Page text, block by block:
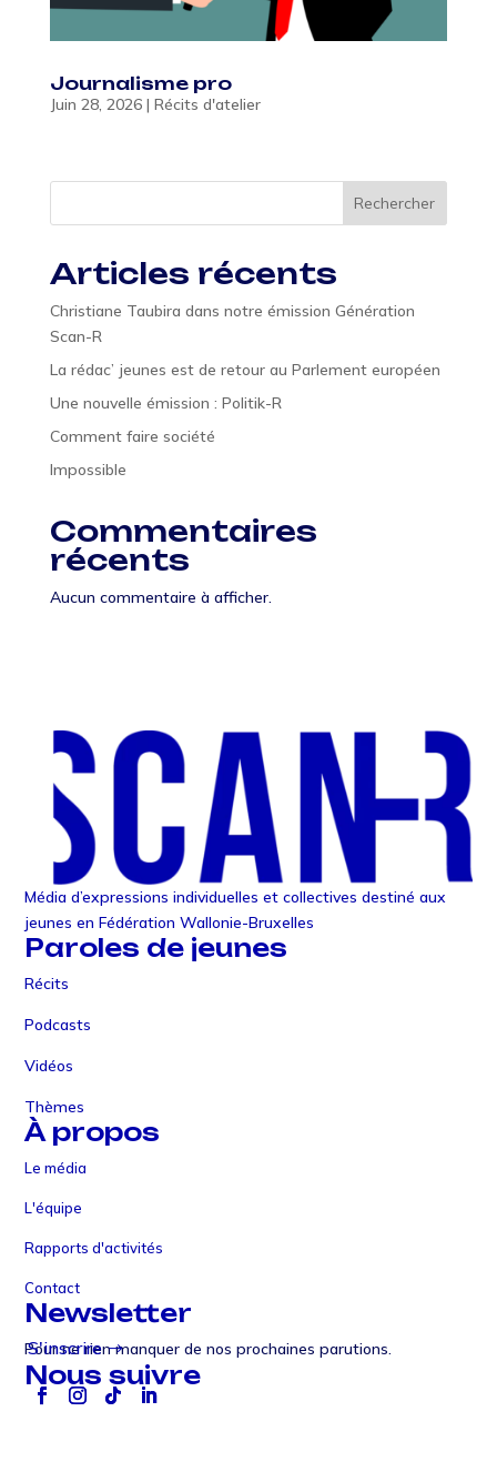
Journalisme pro
Juin 28, 2026| Récits d'atelier
Rechercher
Articles récents
Christiane Taubira dans notre émission Génération
Scan-R
La rédac’ jeunes est de retour au Parlement européen
Une nouvelle émission : Politik-R
Comment faire société
Impossible
Commentaires
récents
Aucun commentaire à afficher.
Média d’expressions individuelles et collectives destiné aux
jeunes en Fédération Wallonie-Bruxelles
Paroles de jeunes
Récits
Podcasts
Vidéos
Thèmes
À propos
Le média
L'équipe
Rapports d'activités
Contact
Newsletter
Pour ne rien manquer de nos prochaines parutions.
S'inscrire
Nous suivre